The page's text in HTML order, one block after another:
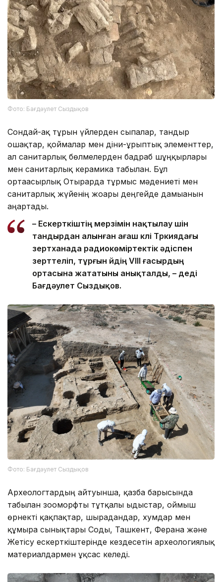
Фото: Бағдәулет Сыздықов
Сондай-ақ тұрғын үйлерден сыпалар, тандыр
ошақтар, қоймалар мен діни-ғұрыптық элементтер,
ал санитарлық бөлмелерден бадраб шұңқырлары
мен санитарлық керамика табылған. Бұл
ортағасырлық Отырарда тұрмыс мәдениеті мен
санитарлық жүйенің жоғары деңгейде дамығанын
аңғартады.
– Ескерткіштің мерзімін нақтылау үшін
тандырдан алынған ағаш күлі Түркиядағы
зертханада радиокөміртектік әдіспен
зерттеліп, тұрғын үйдің VIII ғасырдың
ортасына жататыны анықталды, – деді
Бағдәулет Сыздықов.
Фото: Бағдәулет Сыздықов
Археологтардың айтуынша, қазба барысында
табылған зооморфты тұтқалы ыдыстар, оймыш
өрнекті қақпақтар, шырағдандар, хумдар мен
құмыра сынықтары Соғды, Ташкент, Ферғана және
Жетісу ескерткіштерінде кездесетін археологиялық
материалдармен ұқсас келеді.